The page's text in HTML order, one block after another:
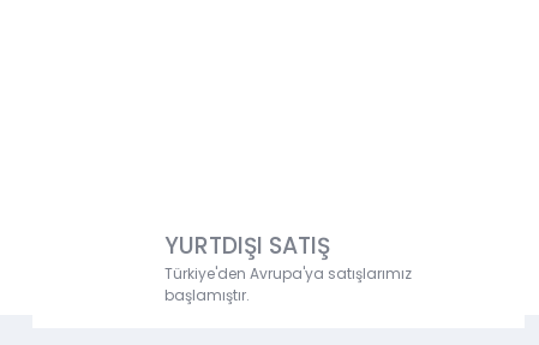
YURTDIŞI SATIŞ
Türkiye'den Avrupa'ya satışlarımız
başlamıştır.